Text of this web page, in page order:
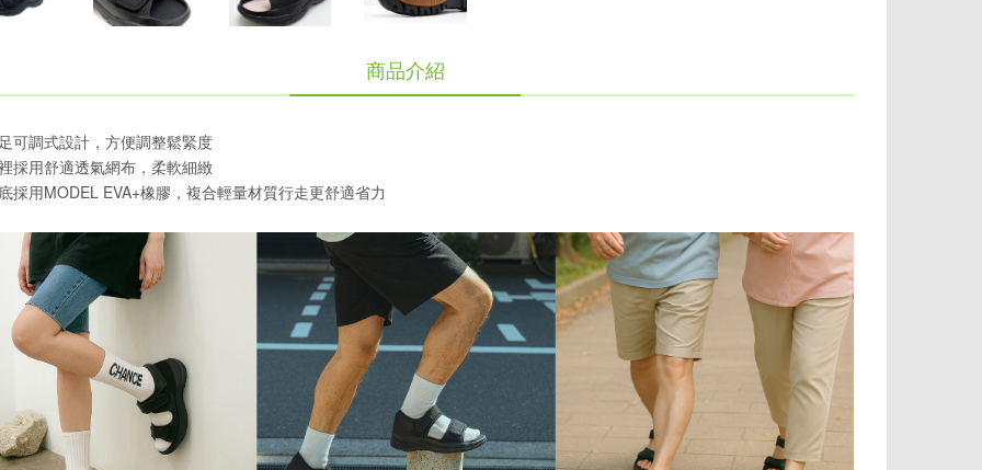
商品介紹
可調式設計，方便調整鬆緊度
採用舒適透氣網布，柔軟細緻
採用MODEL EVA+橡膠，複合輕量材質行走更舒適省力